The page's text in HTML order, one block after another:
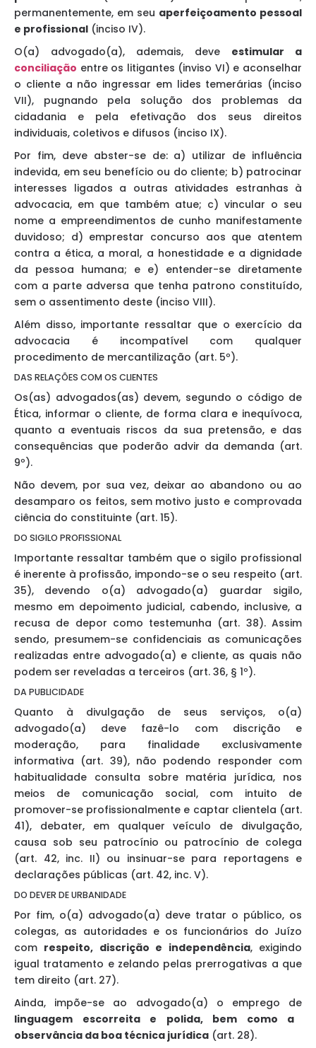
permanentemente, em seu aperfeiçoamento pessoal
e profissional (inciso IV).
O(a) advogado(a), ademais, deve estimular a
conciliação entre os litigantes (inviso VI) e aconselhar
o cliente a não ingressar em lides temerárias (inciso
VII), pugnando pela solução dos problemas da
cidadania e pela efetivação dos seus direitos
individuais, coletivos e difusos (inciso IX).
Por fim, deve abster-se de: a) utilizar de influência
indevida, em seu benefício ou do cliente; b) patrocinar
interesses ligados a outras atividades estranhas à
advocacia, em que também atue; c) vincular o seu
nome a empreendimentos de cunho manifestamente
duvidoso; d) emprestar concurso aos que atentem
contra a ética, a moral, a honestidade e a dignidade
da pessoa humana; e e) entender-se diretamente
com a parte adversa que tenha patrono constituído,
sem o assentimento deste (inciso VIII).
Além disso, importante ressaltar que o exercício da
advocacia é incompatível com qualquer
procedimento de mercantilização (art. 5º).
DAS RELAÇÕES COM OS CLIENTES
Os(as) advogados(as) devem, segundo o código de
Ética, informar o cliente, de forma clara e inequívoca,
quanto a eventuais riscos da sua pretensão, e das
consequências que poderão advir da demanda (art.
9º).
Não devem, por sua vez, deixar ao abandono ou ao
desamparo os feitos, sem motivo justo e comprovada
ciência do constituinte (art. 15).
DO SIGILO PROFISSIONAL
Importante ressaltar também que o sigilo profissional
é inerente à profissão, impondo-se o seu respeito (art.
35), devendo o(a) advogado(a) guardar sigilo,
mesmo em depoimento judicial, cabendo, inclusive, a
recusa de depor como testemunha (art. 38). Assim
sendo, presumem-se confidenciais as comunicações
realizadas entre advogado(a) e cliente, as quais não
podem ser reveladas a terceiros (art. 36, § 1º).
DA PUBLICIDADE
Quanto à divulgação de seus serviços, o(a)
advogado(a) deve fazê-lo com discrição e
moderação, para finalidade exclusivamente
informativa (art. 39), não podendo responder com
habitualidade consulta sobre matéria jurídica, nos
meios de comunicação social, com intuito de
promover-se profissionalmente e captar clientela (art.
41), debater, em qualquer veículo de divulgação,
causa sob seu patrocínio ou patrocínio de colega
(art. 42, inc. II) ou insinuar-se para reportagens e
declarações públicas (art. 42, inc. V).
DO DEVER DE URBANIDADE
Por fim, o(a) advogado(a) deve tratar o público, os
colegas, as autoridades e os funcionários do Juízo
com respeito, discrição e independência, exigindo
igual tratamento e zelando pelas prerrogativas a que
tem direito (art. 27).
Ainda, impõe-se ao advogado(a) o emprego de
linguagem escorreita e polida, bem como a
observância da boa técnica jurídica (art. 28).